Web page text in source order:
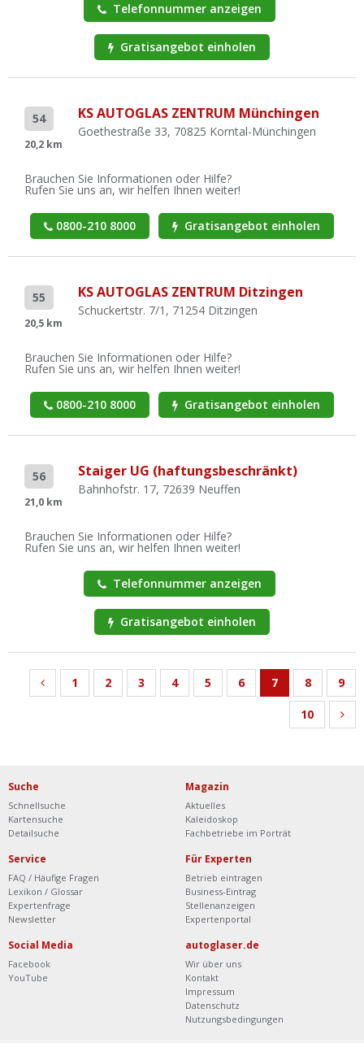
Telefonnummer anzeigen
Gratisangebot einholen
54
20,2 km
KS AUTOGLAS ZENTRUM Münchingen
Goethestraße 33, 70825 Korntal-Münchingen
Brauchen Sie Informationen oder Hilfe?
Rufen Sie uns an, wir helfen Ihnen weiter!
0800-210 8000 Gratisangebot einholen
55
20,5 km
KS AUTOGLAS ZENTRUM Ditzingen
Schuckertstr. 7/1, 71254 Ditzingen
Brauchen Sie Informationen oder Hilfe?
Rufen Sie uns an, wir helfen Ihnen weiter!
0800-210 8000 Gratisangebot einholen
56
21,0 km
Staiger UG (haftungsbeschränkt)
Bahnhofstr. 17, 72639 Neuffen
Brauchen Sie Informationen oder Hilfe?
Rufen Sie uns an, wir helfen Ihnen weiter!
Telefonnummer anzeigen
Gratisangebot einholen
1 2 3 4 5 6 7 8 9
10
Suche
Schnellsuche
Kartensuche
Detailsuche
Magazin
Aktuelles
Kaleidoskop
Fachbetriebe im Porträt
Service
FAQ / Häufige Fragen
Lexikon / Glossar
Expertenfrage
Newsletter
Für Experten
Betrieb eintragen
Business-Eintrag
Stellenanzeigen
Expertenportal
Social Media
Facebook
YouTube
autoglaser.de
Wir über uns
Kontakt
Impressum
Datenschutz
Nutzungsbedingungen